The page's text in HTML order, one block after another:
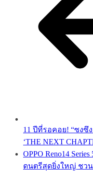
11 ปีที่รอคอย! “ซงซึ
‘THE NEXT
OPPO Reno14
ดนตรีสุดยิ่งใหญ่ ชว